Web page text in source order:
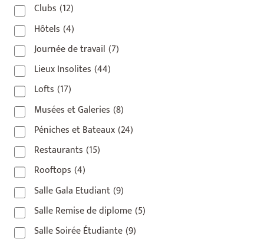
Clubs (12)
Hôtels (4)
Journée de travail (7)
Lieux Insolites (44)
Lofts (17)
Musées et Galeries (8)
Péniches et Bateaux(24)
Restaurants (15)
Rooftops (4)
Salle Gala Etudiant(9)
Salle Remise de diplome(5)
Salle Soirée Étudiante(9)